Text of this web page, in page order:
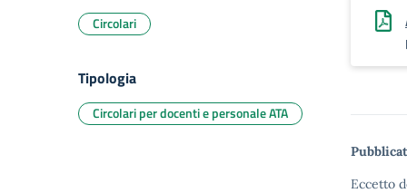
Eccetto
Circolari
Tipologia
Circolari per docenti e personale ATA